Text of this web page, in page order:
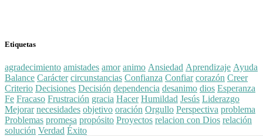
Etiquetas
agradecimiento amistades amor animo Ansiedad Aprendizaje Ayuda
Balance Carácter circunstancias Confianza Confiar corazón Creer
Criterio Decisiones Decisión dependencia desanimo dios Esperanza
Fe Fracaso Frustración gracia Hacer Humildad Jesús Liderazgo
Mejorar necesidades objetivo oración Orgullo Perspectiva problema
Problemas promesa propósito Proyectos relacion con Dios relación
solución Verdad Éxito